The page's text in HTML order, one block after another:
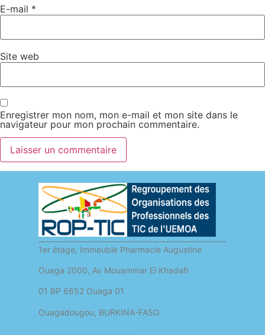
E-mail *
Site web
Enregistrer mon nom, mon e-mail et mon site dans le
navigateur pour mon prochain commentaire.
1er étage, Immeuble Pharmacie Augustine
Ouaga 2000, Av Mouammar El Khadafi
01 BP 6652 Ouaga 01
Ouagadougou, BURKINA-FASO